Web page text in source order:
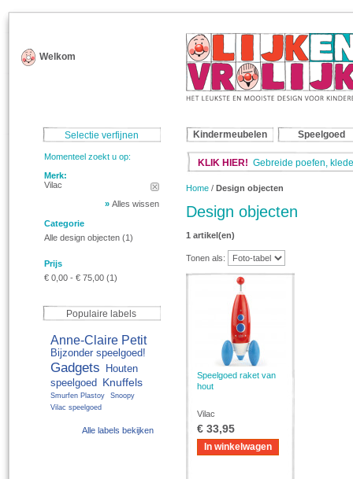
Welkom
Kindermeubelen Speelgoed
KLIK HIER! Gebreide poefen,
Home / Design objecten
Design objecten
1 artikel(en)
Tonen als:
Speelgoed raket van
hout
Vilac
€ 33,95
In winkelwagen
Selectie verfijnen
Momenteel zoekt u op:
Merk:
Vilac
» Alles wissen
Categorie
Alle design objecten (1)
Prijs
€ 0,00 - € 75,00 (1)
Populaire labels
Anne-Claire Petit
Bijzonder speelgoed!
Gadgets
Houten
speelgoed
Knuffels
Smurfen Plastoy
Snoopy
Vilac speelgoed
Alle labels bekijken